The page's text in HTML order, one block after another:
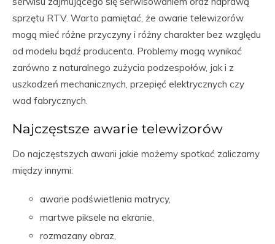
sprzętu RTV. Warto pamiętać, że awarie telewizorów
mogą mieć różne przyczyny i różny charakter bez względu
od modelu bądź producenta. Problemy mogą wynikać
zarówno z naturalnego zużycia podzespołów, jak i z
uszkodzeń mechanicznych, przepięć elektrycznych czy
wad fabrycznych.
Najczęstsze awarie telewizorów
Do najczęstszych awarii jakie możemy spotkać zaliczamy
między innymi:
awarie podświetlenia matrycy,
martwe piksele na ekranie,
rozmazany obraz,